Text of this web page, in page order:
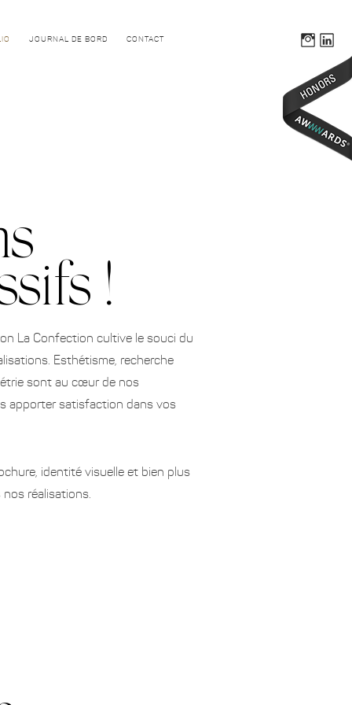
JOURNAL DE BORD CONTACT
!
La Confection cultive le souci du
Esthétisme, recherche
sont au cœur de nos
apporter satisfaction dans vos
identité visuelle et bien plus
réalisations.